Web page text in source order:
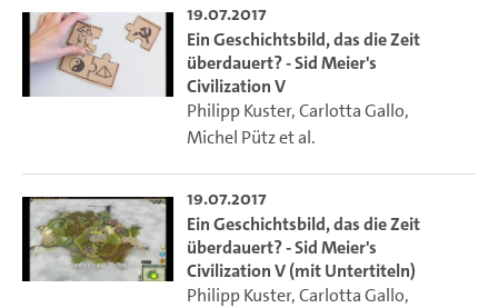
19.07.2017
Ein Geschichtsbild, das die Zeit
überdauert? - Sid Meier's
Civilization V
Philipp Kuster,Carlotta Gallo,
Michel Pützet al.
19.07.2017
Ein Geschichtsbild, das die Zeit
überdauert? - Sid Meier's
Civilization V (mit Untertiteln)
Philipp Kuster,Carlotta Gallo,